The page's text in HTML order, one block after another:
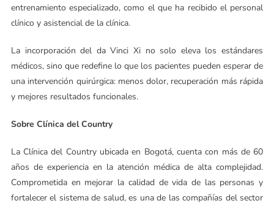
entrenamiento especializado, como el que ha recibido el personal
clínico y asistencial de la clínica.
La incorporación del da Vinci Xi no solo eleva los estándares
médicos, sino que redefine lo que los pacientes pueden esperar de
una intervención quirúrgica: menos dolor, recuperación más rápida
y mejores resultados funcionales.
Sobre Clínica del Country
La Clínica del Country ubicada en Bogotá, cuenta con más de 60
años de experiencia en la atención médica de alta complejidad.
Comprometida en mejorar la calidad de vida de las personas y
fortalecer el sistema de salud, es una de las compañías del sector